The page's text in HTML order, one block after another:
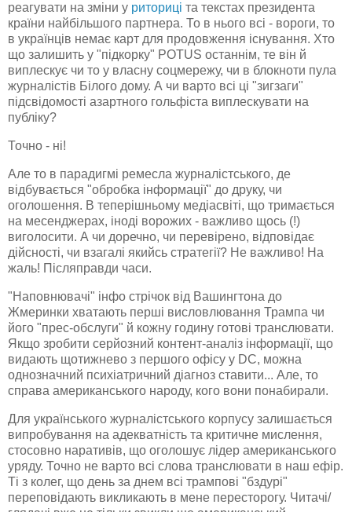
реагувати на зміни у риториці та текстах президента
країни найбільшого партнера. То в нього всі - вороги, то
в українців немає карт для продовження існування. Хто
що залишить у "підкорку" POTUS останнім, те він й
виплескує чи то у власну соцмережу, чи в блокноти пула
журналістів Білого дому. А чи варто всі ці "зигзаги"
підсвідомості азартного гольфіста виплескувати на
публіку?
Точно - ні!
Але то в парадигмі ремесла журналістського, де
відбувається "обробка інформації" до друку, чи
оголошення. В теперішньому медіасвіті, що тримається
на месенджерах, іноді ворожих - важливо щось (!)
виголосити. А чи доречно, чи перевірено, відповідає
дійсності, чи взагалі якийсь стратегії? Не важливо! На
жаль! Післяправди часи.
"Наповнювачі" інфо стрічок від Вашингтона до
Жмеринки хватають перші висловлювання Трампа чи
його "прес-обслуги" й кожну годину готові транслювати.
Якщо зробити серйозний контент-аналіз інформації, що
видають щотижнево з першого офісу у DC, можна
однозначний психіатричний діагноз ставити... Але, то
справа американського народу, кого вони понабирали.
Для українського журналістського корпусу залишається
випробування на адекватність та критичне мислення,
стосовно наративів, що оголошує лідер американського
уряду. Точно не варто всі слова транслювати в наш ефір.
Ті з колег, що день за днем всі трампові "бздурі"
переповідають викликають в мене пересторогу. Читачі/